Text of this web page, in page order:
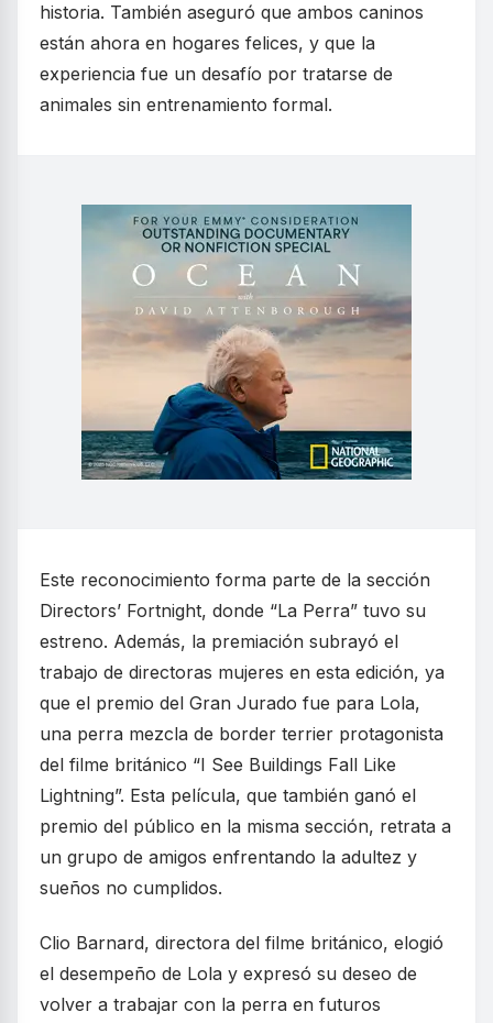
historia. También aseguró que ambos caninos
están ahora en hogares felices, y que la
experiencia fue un desafío por tratarse de
animales sin entrenamiento formal.
Este reconocimiento forma parte de la sección
Directors’ Fortnight, donde “La Perra” tuvo su
estreno. Además, la premiación subrayó el
trabajo de directoras mujeres en esta edición, ya
que el premio del Gran Jurado fue para Lola,
una perra mezcla de border terrier protagonista
del filme británico “I See Buildings Fall Like
Lightning”. Esta película, que también ganó el
premio del público en la misma sección, retrata a
un grupo de amigos enfrentando la adultez y
sueños no cumplidos.
Clio Barnard, directora del filme británico, elogió
el desempeño de Lola y expresó su deseo de
volver a trabajar con la perra en futuros